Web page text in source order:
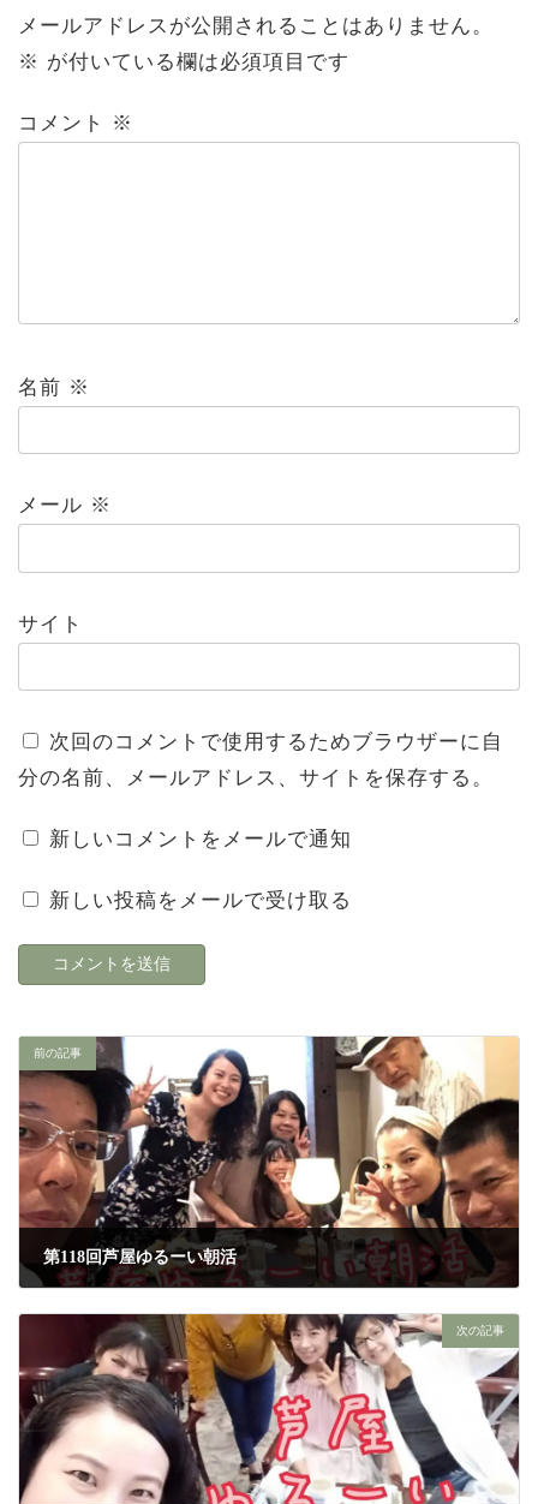
メールアドレスが公開されることはありません。
※ が付いている欄は必須項目です
コメント ※
名前 ※
メール ※
サイト
次回のコメントで使用するためブラウザーに自
分の名前、メールアドレス、サイトを保存する。
新しいコメントをメールで通知
新しい投稿をメールで受け取る
前の記事
第118回芦屋ゆるーい朝活
次の記事